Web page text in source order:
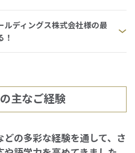
ルディングス株式会社様の最
主なご経験
の多彩な経験を通して、さ